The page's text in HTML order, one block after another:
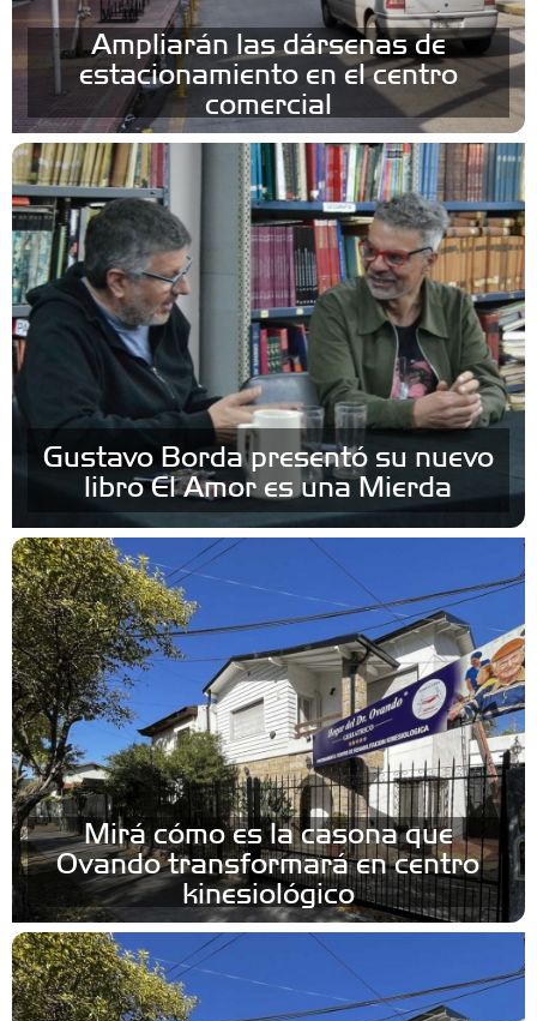
Ampliarán las dársenas de
estacionamiento en el centro
comercial
Gustavo Borda presentó su nuevo
libro El Amor es una Mierda
Mirá cómo es la casona que
Ovando transformará en centro
kinesiológico